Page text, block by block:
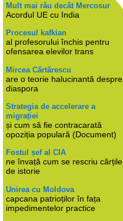
Mult mai rău decât Mercosur
Acordul UE cu India
Procesul kafkian
al profesorului închis pentru
ofensarea elevilor trans
Mircea Cărtărescu
are o teorie halucinantă despre
diaspora
Strategia de accelerare a
migrației
și cum să fie contracarată
opoziția populară (Document)
Fostul șef al CIA
ne învață cum se rescriu cărțile
de istorie
Unirea cu Moldova
capcana patrioților în fața
impedimentelor practice